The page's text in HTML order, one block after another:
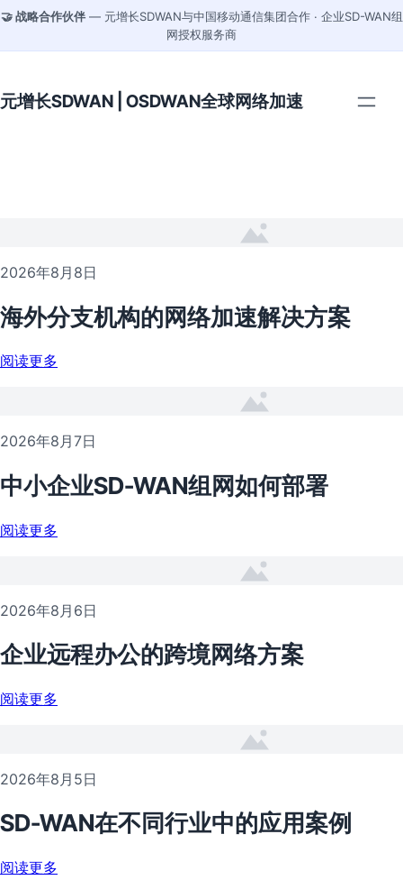
🤝 战略合作伙伴— 元增长SDWAN与中国移动通信集团合作 · 企业SD-WAN组
网授权服务商
元增长SDWAN | OSDWAN全球网络加速
2026年8月8日
海外分支机构的网络加速解决方案
阅读更多
2026年8月7日
中小企业SD-WAN组网如何部署
阅读更多
2026年8月6日
企业远程办公的跨境网络方案
阅读更多
2026年8月5日
SD-WAN在不同行业中的应用案例
阅读更多